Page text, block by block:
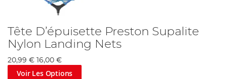
Tête D’épuisette Preston Supalite
Nylon Landing Nets
20,99 € 16,00 €
Voir Les Options